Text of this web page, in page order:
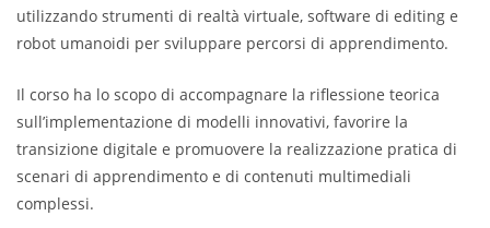
utilizzando strumenti di realtà virtuale, software di editing e
robot umanoidi per sviluppare percorsi di apprendimento.
Il corso ha lo scopo di accompagnare la riflessione teorica
sull’implementazione di modelli innovativi, favorire la
transizione digitale e promuovere la realizzazione pratica di
scenari di apprendimento e di contenuti multimediali
complessi.